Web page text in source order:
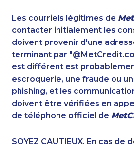
1-778-654-8400
1-
1-902-482-1301
1-
1-888-417-1760
1-
1-778-401-7398
1-
1-778-401-7162
1-
1-778-401-7396
1-905-288-1760
1-
1-
Les courriels légitimes de
contacter initialement les
doivent provenir d'une
terminant par
est différent est
escroquerie, une fraude ou
phishing, et les
doivent être vérifiées en
de téléphone officiel de
SOYEZ CAUTIEUX. En cas de